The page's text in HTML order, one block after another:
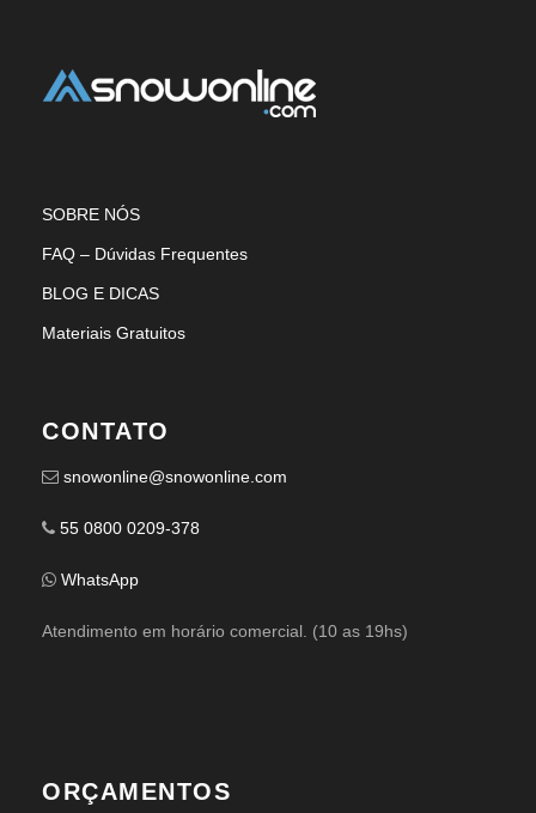
SOBRE NÓS
FAQ – Dúvidas Frequentes
BLOG E DICAS
Materiais Gratuitos
CONTATO
snowonline@snowonline.com
55 0800 0209-378
WhatsApp
Atendimento em horário comercial. (10 as 19hs)
ORÇAMENTOS